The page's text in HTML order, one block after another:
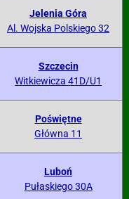
Jelenia Góra
Al. Wojska Polskiego 32
Szczecin
Witkiewicza 41D/U1
Poświętne
Główna 11
Luboń
Pułaskiego 30A